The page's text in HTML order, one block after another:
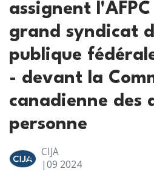
assignent
grand syndicat
publique
- devant la
canadienne des
personne
CIJA
|09 2024